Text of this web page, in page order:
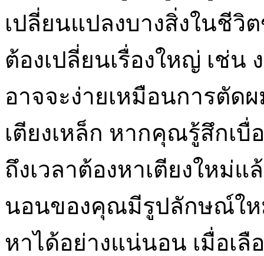
เปลี่ยนแปลงบางสิ่งในชีวิ
ต้องเปลี่ยนเรื่องใหญ่ เช่
อาจจะง่ายเหมือนการตัด
เตียงเหล็ก หากคุณรู้สึกเ
ถึงเวลาต้องหาเตียงใหม่แ
นอนของคุณมีรูปลักษณ์ให
หาได้อย่างแน่นอน เมื่อเลื